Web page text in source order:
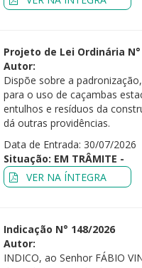
Projeto de Lei Ordinária N°
Autor:
Dispõe sobre a
para o uso de caçambas
entulhos e resíduos da
dá outras providências.
Data de Entrada: 30/07/2026
Situação: EM TRÂMITE -
VER NA ÍNTEGRA
Indicação N° 148/2026
Autor:
INDICO, ao Senhor FÁBIO